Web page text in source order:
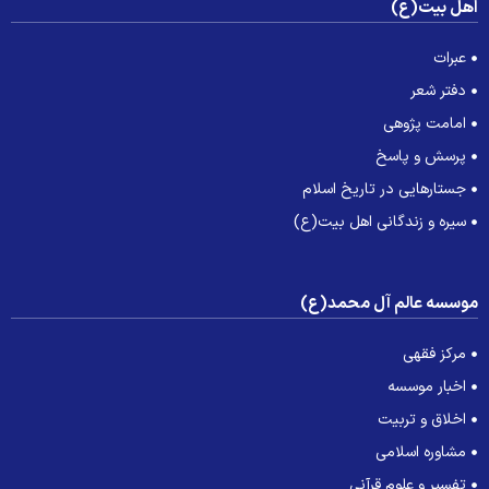
بیت(ع)
عبرات
دفتر شعر
امامت پژوهی
پرسش و پاسخ
جستارهایی در تاریخ اسلام
سیره و زندگانی اهل بیت(ع)
عالم آل محمد(ع)
مرکز فقهی
اخبار موسسه
اخلاق و تربیت
مشاوره اسلامی